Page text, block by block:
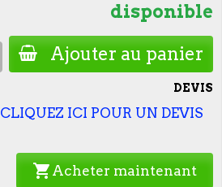
disponible
Ajouter au panier
DEVIS
CLIQUEZ ICI POUR UN DEVIS
shopping_cart Acheter maintenant